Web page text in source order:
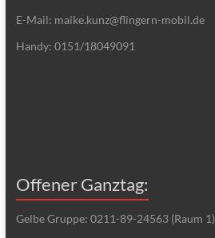
E-Mail: maike.kunz@flingern-mobil.de
Handy: 0151/18049091
Offener Ganztag:
Gelbe Gruppe: 0211-89-24563 (Raum 1)